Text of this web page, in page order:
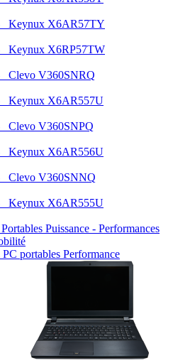
X6AR57TY
X6RP57TW
V360SNRQ
X6AR557U
V360SNPQ
X6AR556U
V360SNNQ
X6AR555U
PC portables Performance